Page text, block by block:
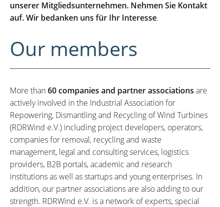
unserer Mitgliedsunternehmen. Nehmen Sie Kontakt
auf. Wir bedanken uns für Ihr Interesse.
Our members
More than60 companies and partner associations are
actively involved in the Industrial Association for
Repowering, Dismantling and Recycling of Wind Turbines
(RDRWind e.V.) including project developers, operators,
companies for removal, recycling and waste
management, legal and consulting services, logistics
providers, B2B portals, academic and research
institutions as well as startups and young enterprises. In
addition, our partner associations are also adding to our
strength. RDRWind e.V. is a network of experts, special